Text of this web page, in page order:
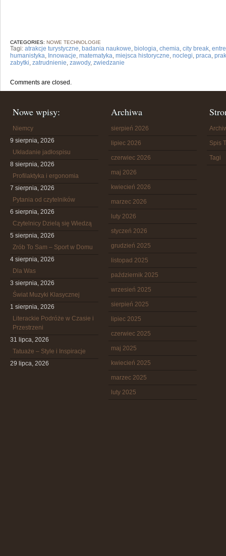
CATEGORIES: NOWE TECHNOLOGIE
Tagi: atrakcje turystyczne, badania naukowe, biologia, chemia, city break,
humanistyka, Innowacje, matematyka, miejsca historyczne, noclegi, praca,
zabytki, zatrudnienie, zawody, zwiedzanie
Comments are closed.
Nowe wpisy:
Niemcy
9 sierpnia, 2026
Układanie jadłospisu
8 sierpnia, 2026
Profilaktyka i ergonomia
7 sierpnia, 2026
Pytania od czytelników
6 sierpnia, 2026
Czytelnicy Dzielą się Wiedzą
5 sierpnia, 2026
Zrób To Sam – Sport w Domu
4 sierpnia, 2026
Dla Was
3 sierpnia, 2026
Świat Muzyki Klasycznej
1 sierpnia, 2026
Literackie Podróże w Czasie i
Przestrzeni
31 lipca, 2026
Tatuaże – Style i Inspiracje
29 lipca, 2026
Archiwa
sierpień 2026
lipiec 2026
czerwiec 2026
maj 2026
kwiecień 2026
marzec 2026
luty 2026
styczeń 2026
grudzień 2025
listopad 2025
październik 2025
wrzesień 2025
sierpień 2025
lipiec 2025
czerwiec 2025
maj 2025
kwiecień 2025
marzec 2025
luty 2025
Spis
Tagi